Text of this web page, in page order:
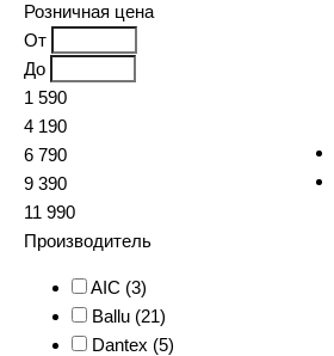
Розничная цена
От
До
1 590
4 190
6 790
9 390
11 990
Производитель
AIC (3)
Ballu (21)
Dantex (5)